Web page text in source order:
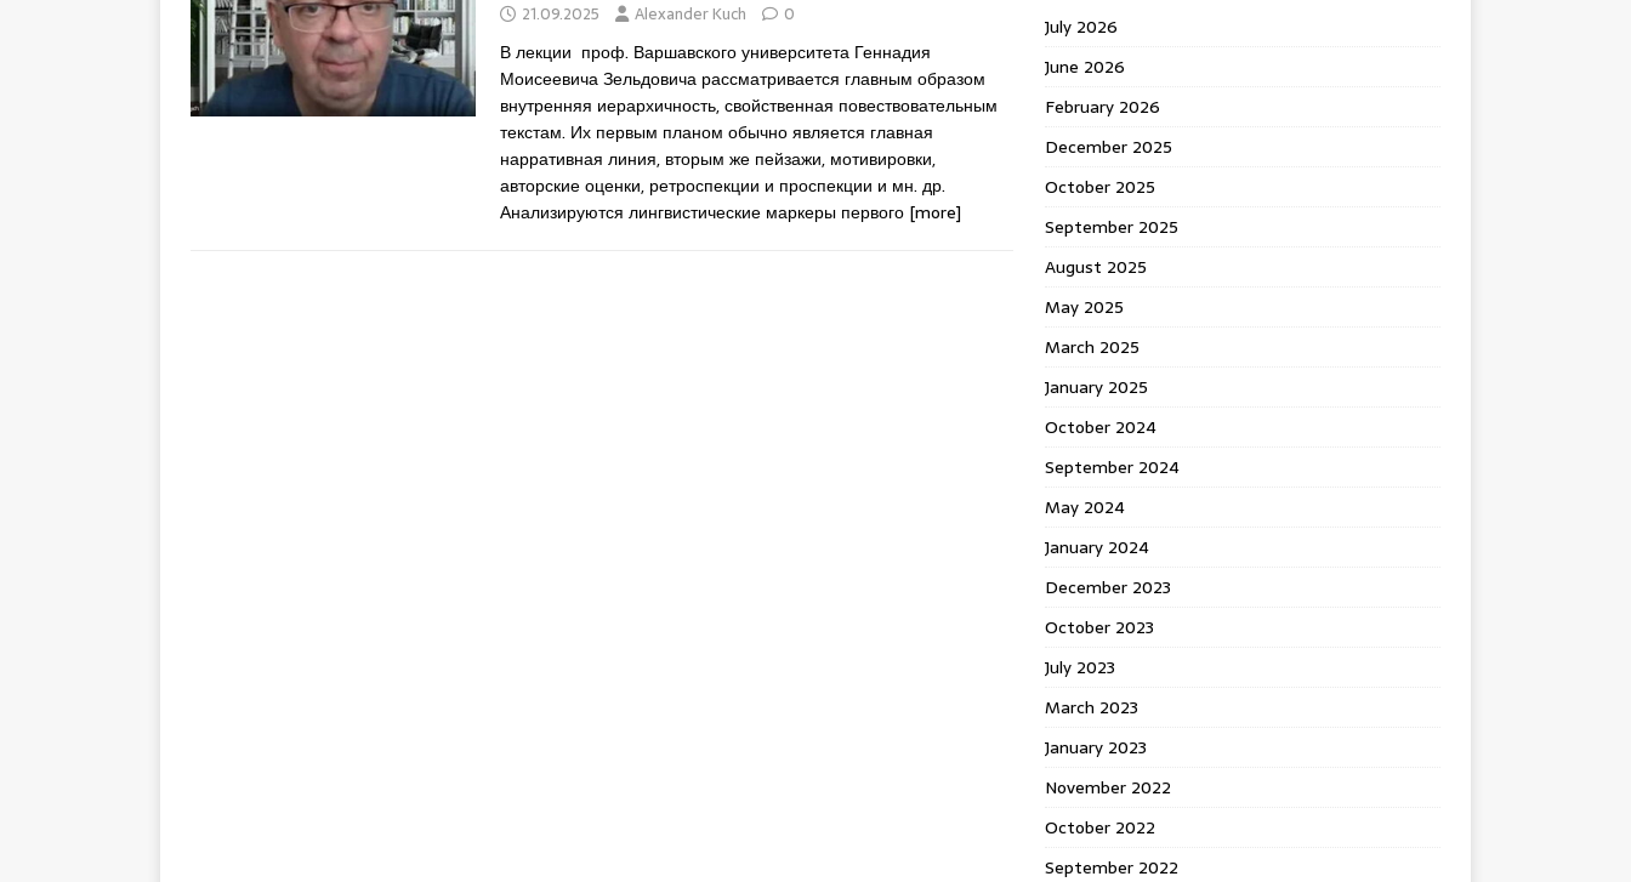
21.09.2025 Alexander Kuch 0
В лекции проф. Варшавского университета Геннадия
Моисеевича Зельдовича рассматривается главным образом
внутренняя иерархичность, свойственная повествовательным
текстам. Их первым планом обычно является главная
нарративная линия, вторым же пейзажи, мотивировки,
авторские оценки, ретроспекции и проспекции и мн. др.
Анализируются лингвистические маркеры первого [more]
July 2026
June 2026
February 2026
December 2025
October 2025
September 2025
August 2025
May 2025
March 2025
January 2025
October 2024
September 2024
May 2024
January 2024
December 2023
October 2023
July 2023
March 2023
January 2023
November 2022
October 2022
September 2022